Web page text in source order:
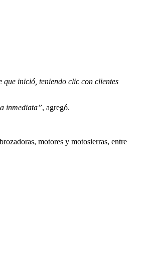
que inició, teniendo clic con clientes
inmediata”, agregó.
motores y motosierras, entre